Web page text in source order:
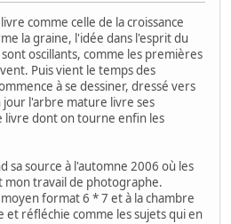
comme celle de la croissance
la graine, l'idée dans l'esprit du
oscillants, comme les premières
Puis vient le temps des
à se dessiner, dressé vers
jour l'arbre mature livre ses
livre dont on tourne enfin les
sa source à l'automne 2006 où les
mon travail de photographe.
format 6 * 7 et à la chambre
et réfléchie comme les sujets qui en